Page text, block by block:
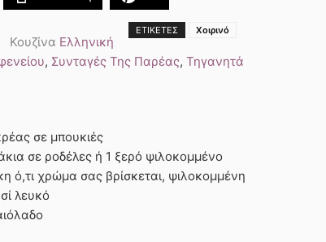
Κουζίνα Ελληνική
ΕΤΙΚΈΤΕΣ Χοιρινό
, Συνταγές Της Παρέας,Τηγανητά
σε μπουκιές
σε ροδέλες ή 1 ξερό ψιλοκομμένο
ό,τι χρώμα σας βρίσκεται, ψιλοκομμένη
λευκό